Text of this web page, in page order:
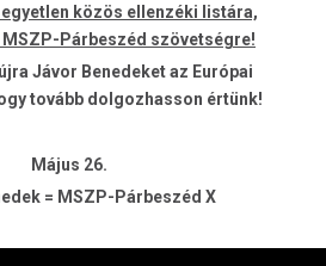
közös ellenzéki listára,
MSZP-Párbeszéd szövetségre!
Jávor Benedeket az Európai
tovább dolgozhasson értünk!
Május 26.
= MSZP-Párbeszéd X